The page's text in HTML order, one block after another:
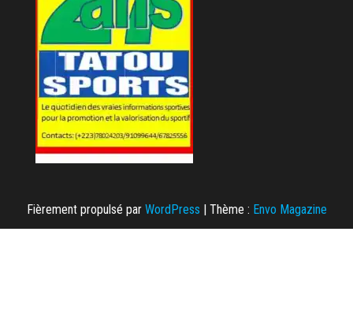
Fièrement propulsé par WordPress | Thème : Envo Magazine